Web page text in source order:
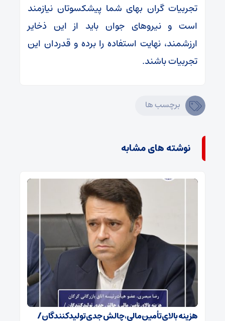
تجربیات گران بهای شما پیشکسوتان نیازمند
است و نیروهای جوان باید از این ذخایر
ارزشمند، نهایت استفاده را برده و قدردان این
تجربیات باشند.
برچسب ها
نوشته های مشابه
هزینه بالای تأمین مالی، چالش جدی تولیدکنندگان /